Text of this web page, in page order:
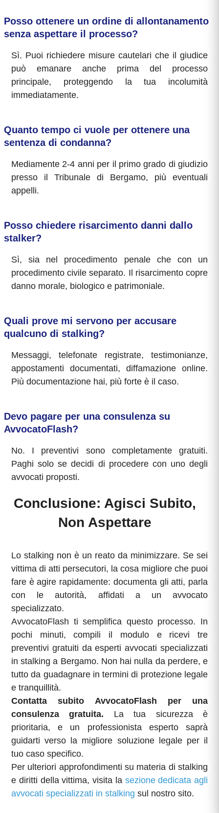
Posso ottenere un ordine di allontanamento
senza aspettare il processo?
Sì. Puoi richiedere misure cautelari che il giudice
può emanare anche prima del processo
principale, proteggendo la tua incolumità
immediatamente.
Quanto tempo ci vuole per ottenere una
sentenza di condanna?
Mediamente 2-4 anni per il primo grado di giudizio
presso il Tribunale di Bergamo, più eventuali
appelli.
Posso chiedere risarcimento danni dallo
stalker?
Sì, sia nel procedimento penale che con un
procedimento civile separato. Il risarcimento copre
danno morale, biologico e patrimoniale.
Quali prove mi servono per accusare
qualcuno di stalking?
Messaggi, telefonate registrate, testimonianze,
appostamenti documentati, diffamazione online.
Più documentazione hai, più forte è il caso.
Devo pagare per una consulenza su
AvvocatoFlash?
No. I preventivi sono completamente gratuiti.
Paghi solo se decidi di procedere con uno degli
avvocati proposti.
Conclusione: Agisci Subito,
Non Aspettare
Lo stalking non è un reato da minimizzare. Se sei
vittima di atti persecutori, la cosa migliore che puoi
fare è agire rapidamente: documenta gli atti, parla
con le autorità, affidati a un avvocato
specializzato.
AvvocatoFlash ti semplifica questo processo. In
pochi minuti, compili il modulo e ricevi tre
preventivi gratuiti da esperti avvocati specializzati
in stalking a Bergamo. Non hai nulla da perdere, e
tutto da guadagnare in termini di protezione legale
e tranquillità.
Contatta subito AvvocatoFlash per una
consulenza gratuita. La tua sicurezza è
prioritaria, e un professionista esperto saprà
guidarti verso la migliore soluzione legale per il
tuo caso specifico.
Per ulteriori approfondimenti su materia di stalking
e diritti della vittima, visita la sezione dedicata agli
avvocati specializzati in stalking sul nostro sito.